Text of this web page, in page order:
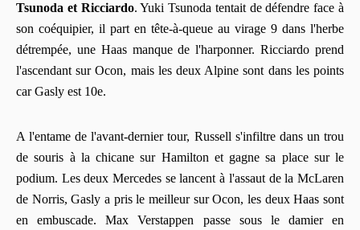
Tsunoda et Ricciardo. Yuki Tsunoda tentait de défendre face à
son coéquipier, il part en tête-à-queue au virage 9 dans l'herbe
détrempée, une Haas manque de l'harponner. Ricciardo prend
l'ascendant sur Ocon, mais les deux Alpine sont dans les points
car Gasly est 10e.
A l'entame de l'avant-dernier tour, Russell s'infiltre dans un trou
de souris à la chicane sur Hamilton et gagne sa place sur le
podium. Les deux Mercedes se lancent à l'assaut de la McLaren
de Norris, Gasly a pris le meilleur sur Ocon, les deux Haas sont
en embuscade. Max Verstappen passe sous le damier en